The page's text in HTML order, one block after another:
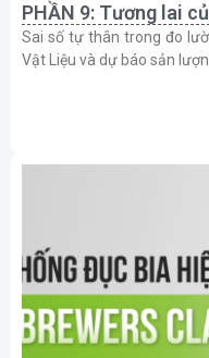
PHẦN 9: Tương lai
Sai số tự thân trong đo
Vật Liệu và dự báo sản